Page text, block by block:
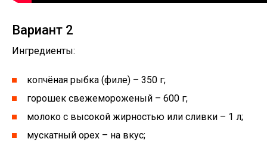
Вариант 2
Ингредиенты:
копчёная рыбка (филе) – 350 г;
горошек свежемороженый – 600 г;
молоко с высокой жирностью или сливки – 1 л;
мускатный орех – на вкус;